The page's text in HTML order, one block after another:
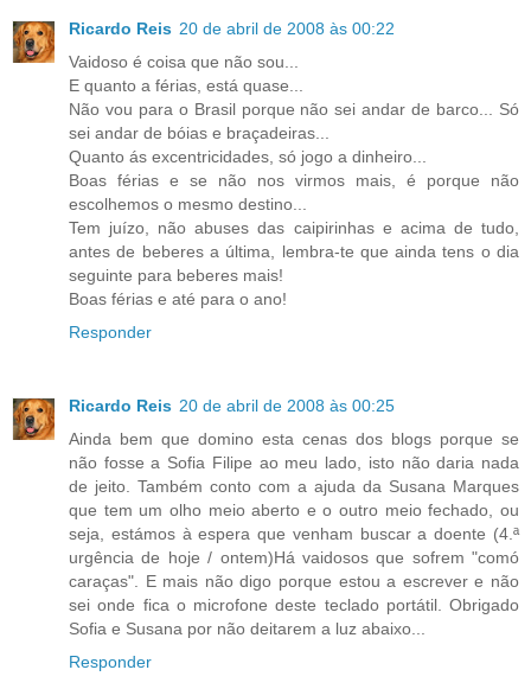
Ricardo Reis 20 de abril de 2008 às 00:22
Vaidoso é coisa que não sou...
E quanto a férias, está quase...
Não vou para o Brasil porque não sei andar de barco... Só
sei andar de bóias e braçadeiras...
Quanto ás excentricidades, só jogo a dinheiro...
Boas férias e se não nos virmos mais, é porque não
escolhemos o mesmo destino...
Tem juízo, não abuses das caipirinhas e acima de tudo,
antes de beberes a última, lembra-te que ainda tens o dia
seguinte para beberes mais!
Boas férias e até para o ano!
Responder
Ricardo Reis 20 de abril de 2008 às 00:25
Ainda bem que domino esta cenas dos blogs porque se
não fosse a Sofia Filipe ao meu lado, isto não daria nada
de jeito. Também conto com a ajuda da Susana Marques
que tem um olho meio aberto e o outro meio fechado, ou
seja, estámos à espera que venham buscar a doente (4.ª
urgência de hoje / ontem)Há vaidosos que sofrem "comó
caraças". E mais não digo porque estou a escrever e não
sei onde fica o microfone deste teclado portátil. Obrigado
Sofia e Susana por não deitarem a luz abaixo...
Responder